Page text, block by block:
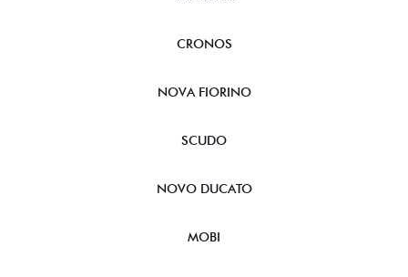
CRONOS
NOVA FIORINO
SCUDO
NOVO DUCATO
MOBI